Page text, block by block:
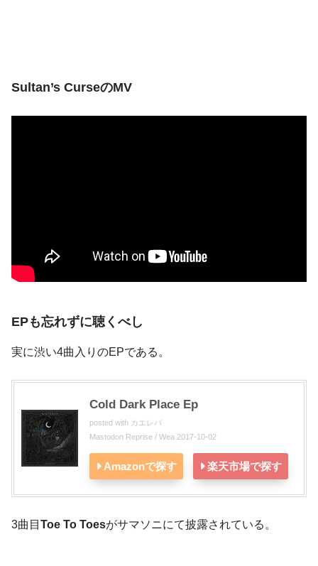
Sultan’s CurseのMV
EPも忘れずに聴くべし
実に渋い4曲入りのEPである。
Cold Dark Place Ep
posted with カエレバ
Mastodon Reprise / Wea 2017-10-02
Amazonで探す 楽天市場で探す
3曲目 Toe To Toesがサマソニにて披露されている。